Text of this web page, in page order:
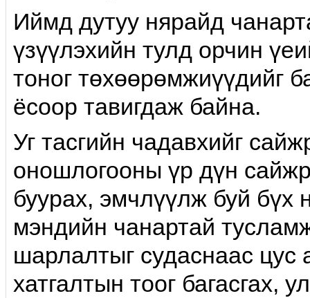
Иймд дутуу нярайд
үзүүлэхийн тулд орчин
тоног төхөөрөмжиүүдийг
ёсоор тавигдаж байна.
Уг тасгийн чадавхийг
оношлогооны үр дүн
буурах, эмчлүүлж буй бүх
мэндийн чанартай
шарлалтыг судаснаас цус
хатгалтын тоог багасгах,